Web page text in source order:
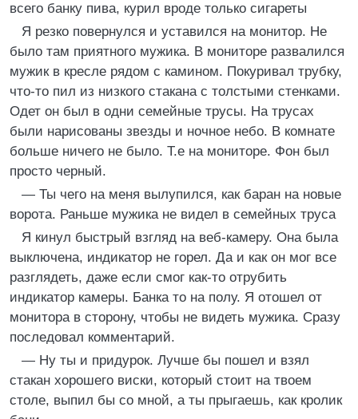
всего банку пива, курил вроде только сигареты
Я резко повернулся и уставился на монитор. Не
было там приятного мужика. В мониторе развалился
мужик в кресле рядом с камином. Покуривал трубку,
что-то пил из низкого стакана с толстыми стенками.
Одет он был в одни семейные трусы. На трусах
были нарисованы звезды и ночное небо. В комнате
больше ничего не было. Т.е на мониторе. Фон был
просто черный.
— Ты чего на меня вылупился, как баран на новые
ворота. Раньше мужика не видел в семейных труса
Я кинул быстрый взгляд на веб-камеру. Она была
выключена, индикатор не горел. Да и как он мог все
разглядеть, даже если смог как-то отрубить
индикатор камеры. Банка то на полу. Я отошел от
монитора в сторону, чтобы не видеть мужика. Сразу
последовал комментарий.
— Ну ты и придурок. Лучше бы пошел и взял
стакан хорошего виски, который стоит на твоем
столе, выпил бы со мной, а ты прыгаешь, как кролик